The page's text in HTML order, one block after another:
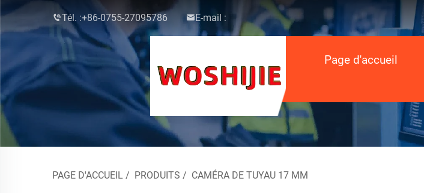
Tél. :+86-0755-27095786 E-mail :
Page d'accueil
PAGE D'ACCUEIL / PRODUITS / CAMÉRA DE TUYAU 17 MM